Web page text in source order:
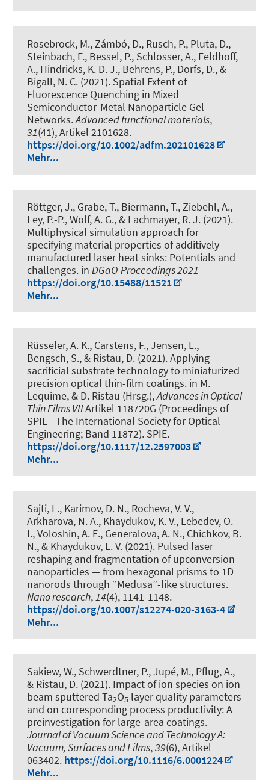
Rosebrock, M., Zámbó, D., Rusch, P., Pluta, D.,
Steinbach, F., Bessel, P., Schlosser, A., Feldhoff,
A., Hindricks, K. D. J., Behrens, P., Dorfs, D., &
Bigall, N. C. (2021). Spatial Extent of
Fluorescence Quenching in Mixed
Semiconductor-Metal Nanoparticle Gel
Networks.Advanced functional materials,
31(41), Artikel 2101628.
https://doi.org/10.1002/adfm.202101628
Mehr...
Röttger, J., Grabe, T., Biermann, T., Ziebehl, A.,
Ley, P.-P., Wolf, A. G., & Lachmayer, R. J. (2021).
Multiphysical simulation approach for
specifying material properties of additively
manufactured laser heat sinks: Potentials and
challenges. in DGaO-Proceedings 2021
https://doi.org/10.15488/11521
Mehr...
Rüsseler, A. K., Carstens, F., Jensen, L.,
Bengsch, S., & Ristau, D. (2021).Applying
sacrificial substrate technology to miniaturized
precision optical thin-film coatings. in M.
Lequime, & D. Ristau (Hrsg.),Advances in Optical
Thin Films VIIArtikel 118720G (Proceedings of
SPIE - The International Society for Optical
Engineering; Band 11872). SPIE.
https://doi.org/10.1117/12.2597003
Mehr...
Sajti, L., Karimov, D. N., Rocheva, V. V.,
Arkharova, N. A., Khaydukov, K. V., Lebedev, O.
I., Voloshin, A. E., Generalova, A. N., Chichkov, B.
N., & Khaydukov, E. V. (2021). Pulsed laser
reshaping and fragmentation of upconversion
nanoparticles — from hexagonal prisms to 1D
nanorods through “Medusa”-like structures.
Nano research,14(4), 1141-1148.
https://doi.org/10.1007/s12274-020-3163-4
Mehr...
Sakiew, W., Schwerdtner, P., Jupé, M., Pflug, A.,
& Ristau, D. (2021). Impact of ion species on ion
beam sputtered Ta2O5 layer quality parameters
and on corresponding process productivity: A
preinvestigation for large-area coatings.
Journal of Vacuum Science and Technology A:
Vacuum, Surfaces and Films,39(6), Artikel
063402. https://doi.org/10.1116/6.0001224
Mehr...